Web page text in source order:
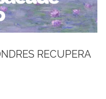
RECUPERA